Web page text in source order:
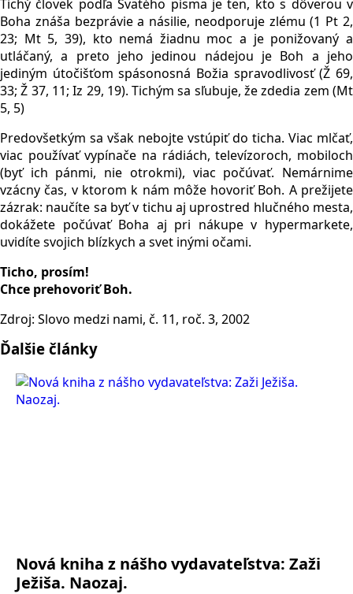
Tichý človek podľa Svätého písma je ten, kto s dôverou v
Boha znáša bezprávie a násilie, neodporuje zlému (1 Pt 2,
23; Mt 5, 39), kto nemá žiadnu moc a je ponižovaný a
utláčaný, a preto jeho jedinou nádejou je Boh a jeho
jediným útočišťom spásonosná Božia spravodlivosť (Ž 69,
33; Ž 37, 11; Iz 29, 19). Tichým sa sľubuje, že zdedia zem (Mt
5, 5)
Predovšetkým sa však nebojte vstúpiť do ticha. Viac mlčať,
viac používať vypínače na rádiách, televízoroch, mobiloch
(byť ich pánmi, nie otrokmi), viac počúvať. Nemárnime
vzácny čas, v ktorom k nám môže hovoriť Boh. A prežijete
zázrak: naučíte sa byť v tichu aj uprostred hlučného mesta,
dokážete počúvať Boha aj pri nákupe v hypermarkete,
uvidíte svojich blízkych a svet inými očami.
Ticho, prosím!
Chce prehovoriť Boh.
Zdroj: Slovo medzi nami, č. 11, roč. 3, 2002
Ďalšie články
Nová kniha z nášho vydavateľstva: Zaži
Ježiša. Naozaj.